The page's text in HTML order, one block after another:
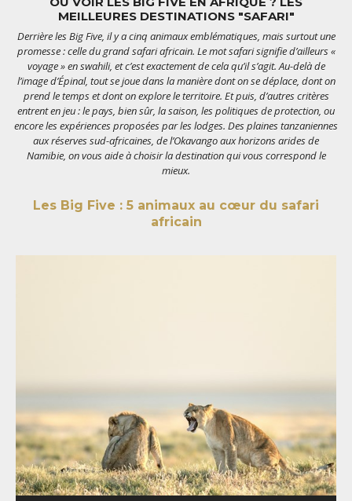
MEILLEURES DESTINATIONS "SAFARI"
Derrière les Big Five, il y a cinq animaux emblématiques, mais surtout une
promesse : celle du grand safari africain. Le mot safari signifie d’ailleurs «
voyage » en swahili, et c’est exactement de cela qu’il s’agit. Au-delà de
l’image d’Épinal, tout se joue dans la manière dont on se déplace, dont on
prend le temps et dont on explore le territoire. Et puis, d’autres critères
entrent en jeu : le pays, bien sûr, la saison, les politiques de protection, ou
encore les expériences proposées par les lodges. Des plaines tanzaniennes
aux réserves sud-africaines, de l’Okavango aux horizons arides de
Namibie, on vous aide à choisir la destination qui vous correspond le
mieux.
Les Big Five : 5 animaux au cœur du safari
africain